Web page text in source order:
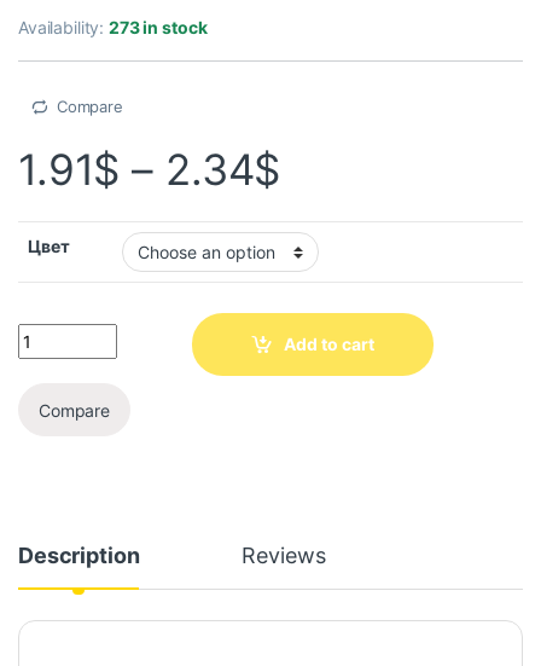
Availability:273 in stock
Compare
1.91$ – 2.34$
Цвет
Add to cart
Compare
Description Reviews